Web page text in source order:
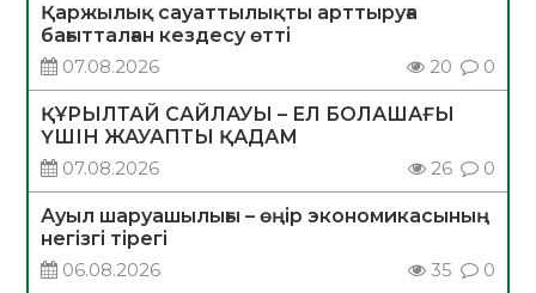
Қаржылық сауаттылықты арттыруға
бағытталған кездесу өтті
07.08.2026
20 0
ҚҰРЫЛТАЙ САЙЛАУЫ – ЕЛ БОЛАШАҒЫ
ҮШІН ЖАУАПТЫ ҚАДАМ
07.08.2026
26 0
Ауыл шаруашылығы – өңір экономикасының
негізгі тірегі
06.08.2026
35 0